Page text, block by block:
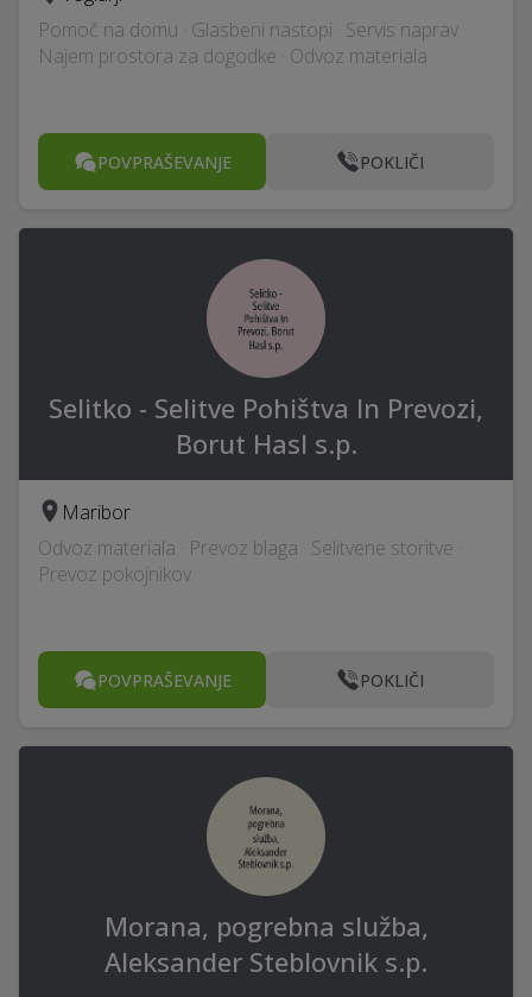
Pomoč na domu · Glasbeni nastopi · Servis naprav ·
Najem prostora za dogodke · Odvoz materiala
POVPRAŠEVANJE POKLIČI
Selitko - Selitve Pohištva In Prevozi,
Borut Hasl s.p.
Maribor
Odvoz materiala · Prevoz blaga · Selitvene storitve ·
Prevoz pokojnikov
POVPRAŠEVANJE POKLIČI
Morana, pogrebna služba,
Aleksander Steblovnik s.p.